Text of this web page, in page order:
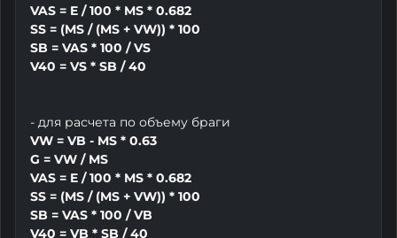
VAS = E / 100 * MS * 0.682
SS = (MS / (MS + VW)) * 100
SB = VAS * 100 / VS
V40 = VS * SB / 40
- для расчета по объему браги
VW = VB - MS * 0.63
G = VW / MS
VAS = E / 100 * MS * 0.682
SS = (MS / (MS + VW)) * 100
SB = VAS * 100 / VB
V40 = VB * SB / 40